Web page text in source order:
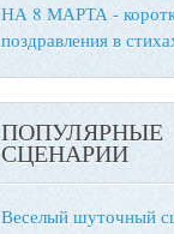
НА 8 МАРТА -
поздравления в
ПОПУЛЯРНЫЕ
СЦЕНАРИИ
Веселый шуточный